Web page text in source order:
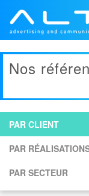
Nos
PAR CLIENT
PAR
PAR SECTEUR